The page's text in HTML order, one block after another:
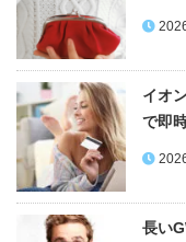
イオ
で即
長い